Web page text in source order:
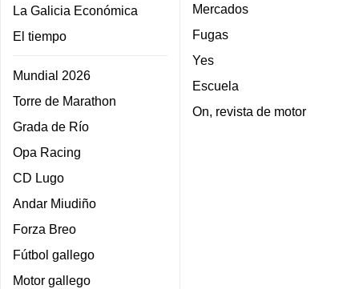
La Galicia Económica
El tiempo
Mundial 2026
Torre de Marathon
Grada de Río
Opa Racing
CD Lugo
Andar Miudiño
Forza Breo
Fútbol gallego
Motor gallego
Mercados
Fugas
Yes
Escuela
On, revista de motor